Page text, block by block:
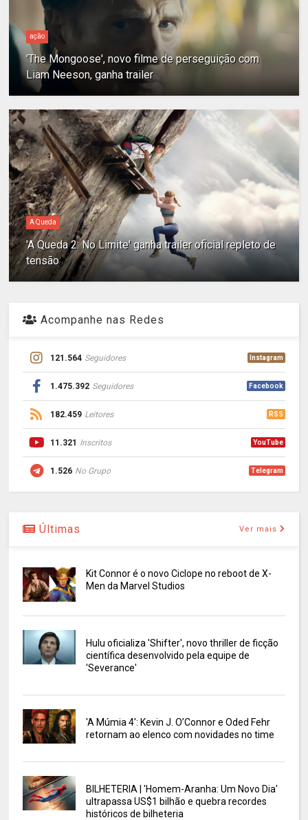
ação
'The Mongoose', novo filme de perseguição com
Liam Neeson, ganha trailer
A Queda
'A Queda 2: No Limite' ganha trailer oficial repleto de
tensão
Acompanhe nas Redes
121.564 Seguidores Instagram
1.475.392 Seguidores Facebook
182.459 Leitores RSS
11.321 Inscritos YouTube
1.526 No Grupo Telegram
Últimas Ver mais
Kit Connor é o novo Ciclope no reboot de X-
Men da Marvel Studios
Hulu oficializa 'Shifter', novo thriller de ficção
científica desenvolvido pela equipe de
'Severance'
'A Múmia 4': Kevin J. O’Connor e Oded Fehr
retornam ao elenco com novidades no time
BILHETERIA | 'Homem-Aranha: Um Novo Dia'
ultrapassa US$1 bilhão e quebra recordes
históricos de bilheteria